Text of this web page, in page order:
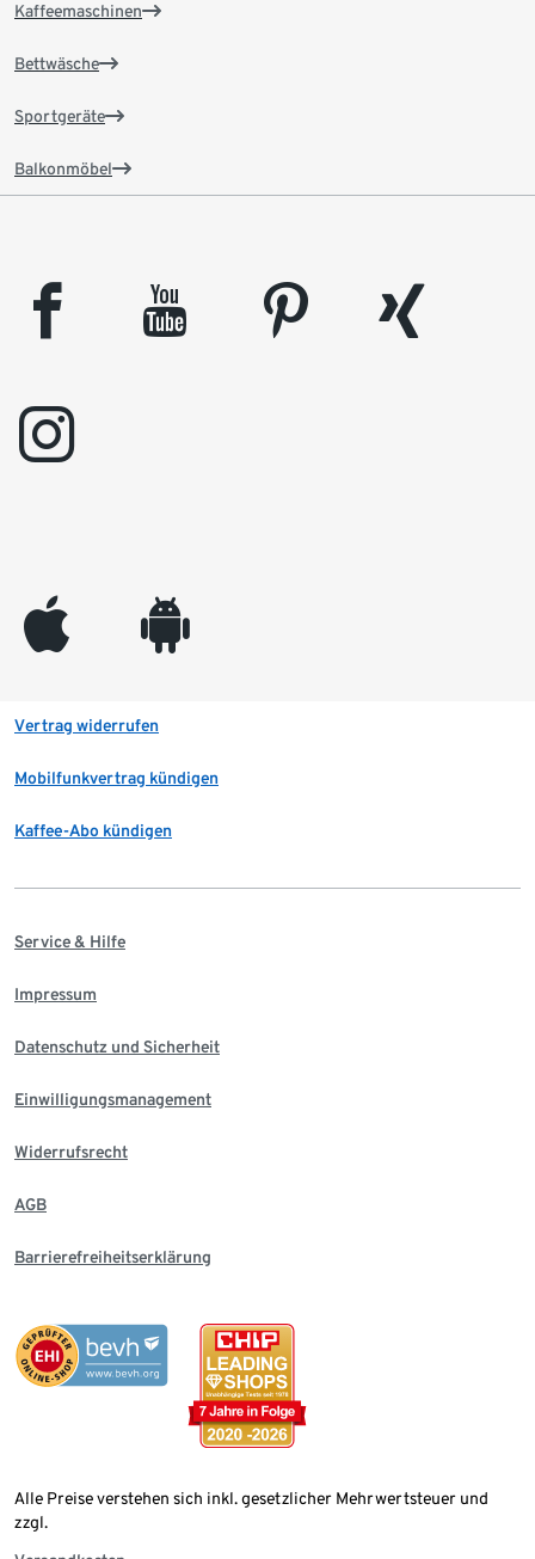
Kaffeemaschinen
Bettwäsche
Sportgeräte
Balkonmöbel
facebook youtube pinterest
xing
instagram
appleinc android
Vertrag widerrufen
Mobilfunkvertrag kündigen
Kaffee-Abo kündigen
Service & Hilfe
Impressum
Datenschutz und Sicherheit
Einwilligungsmanagement
Widerrufsrecht
AGB
Barrierefreiheitserklärung
Alle Preise verstehen sich inkl. gesetzlicher Mehrwertsteuer und
zzgl.